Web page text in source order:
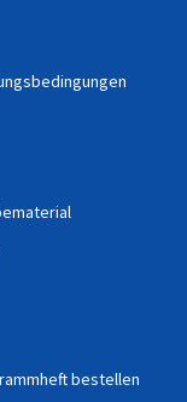
bestellen